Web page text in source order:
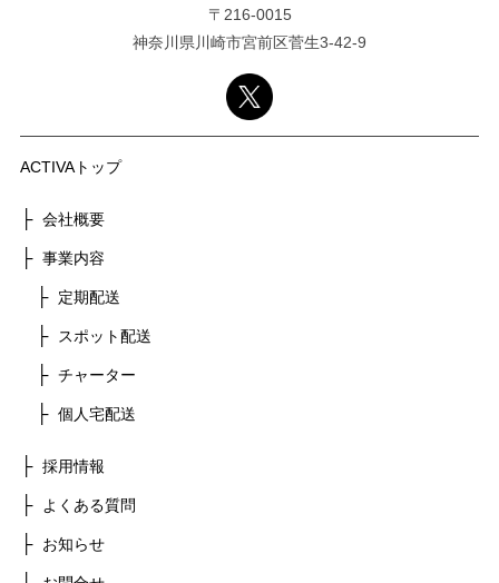
〒216-0015
神奈川県川崎市宮前区菅生3-42-9
ACTIVAトップ
会社概要
事業内容
定期配送
スポット配送
チャーター
個人宅配送
採用情報
よくある質問
お知らせ